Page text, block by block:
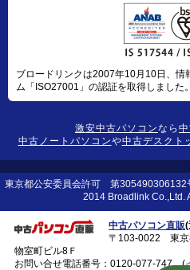
ブロードリンクは2007年10月10日、情
ム「ISO27001」の認証を取得しました。
激安中古パソコンなら
中古ノートパソコンや中古デスクト
東京都公安委員会許可 第
2014 Broadlink Co.,Ltd.
中古パソコン直販(
〒103-0022 東京
物室町ビル8Ｆ
お問い合せ電話番号： 0120-077-747(